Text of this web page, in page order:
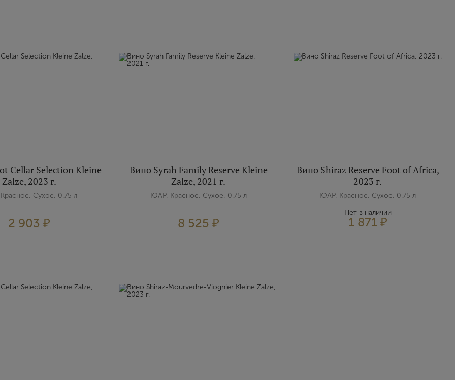
Cellar Selection Kleine
Zalze, 2023 г.
Сухое, 0.75 л
2 903 ₽
Вино Syrah Family Reserve Kleine
Zalze, 2021 г.
ЮАР, Красное, Сухое, 0.75 л
8 525 ₽
Вино Shiraz Reserve Foot of Africa,
2023 г.
ЮАР, Красное, Сухое, 0.75 л
Нет в наличии
1 871 ₽
Я согласен с условиями пользовательского соглашения
Я хочу получать инфромацию об акциях и купоны со скидкой